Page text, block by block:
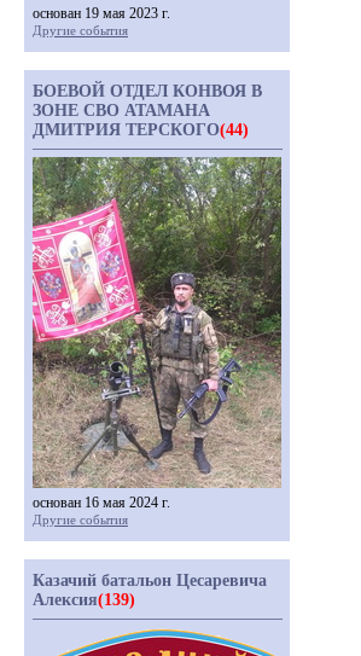
основан 19 мая 2023 г.
Другие события
БОЕВОЙ ОТДЕЛ КОНВОЯ В
ЗОНЕ СВО АТАМАНА
ДМИТРИЯ ТЕРСКОГО(44)
основан 16 мая 2024 г.
Другие события
Казачий батальон Цесаревича
Алексия(139)